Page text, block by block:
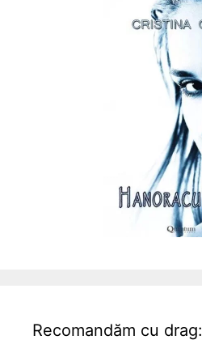
Recomandăm cu drag: